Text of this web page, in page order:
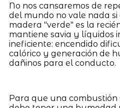
No nos cansaremos de
del mundo no vale nada si
madera "verde" es la
mantiene savia y líquidos
ineficiente: encendido
calórico y generación de
dañinos para el conducto.
Para que una combustión